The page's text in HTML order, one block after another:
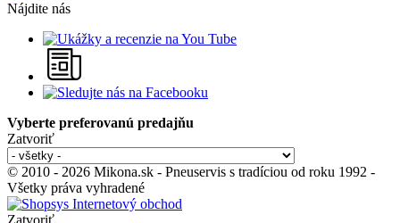
Nájdite nás
Vyberte preferovanú predajňu
Zatvoriť
© 2010 - 2026 Mikona.sk - Pneuservis s tradíciou od roku 1992 -
Všetky práva vyhradené
Zatvoriť